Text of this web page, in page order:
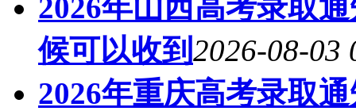
2026年山西高考录取
候可以收到 2026-08-03
2026年重庆高考录取